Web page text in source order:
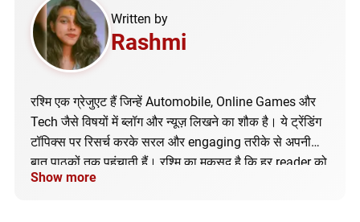
Written by
Rashmi
रश्मि एक ग्रेजुएट हैं जिन्हें Automobile, Online Games और
Tech जैसे विषयों में ब्लॉग और न्यूज़ लिखने का शौक है। ये ट्रेंडिंग
टॉपिक्स पर रिसर्च करके सरल और engaging तरीके से अपनी
बात पाठकों तक पहुंचाती हैं। रश्मि का मकसद है कि हर reader को
सही और अपडेटेड जानकारी मिले।
Show more